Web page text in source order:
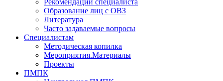
Образование лиц с ОВЗ
Литература
Часто задаваемые вопросы
Специалистам
Методическая копилка
Мероприятия.Материалы
Проекты
ПМПК